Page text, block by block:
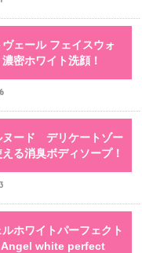
ェール フェイスウォ
密ホワイト洗顔！
ヌード デリケートゾー
る消臭ボディソープ！
ホワイトパーフェクト
Angel white perfect